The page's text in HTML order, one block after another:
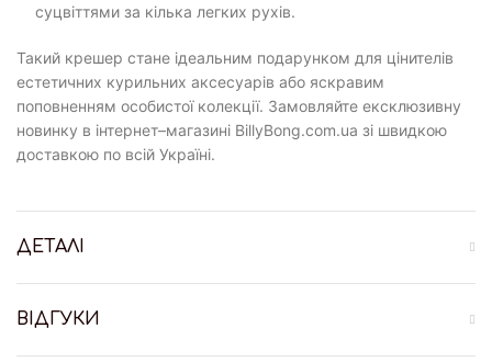
суцвіттями за кілька легких рухів.
Такий крешер стане ідеальним подарунком для цінителів
естетичних курильних аксесуарів або яскравим
поповненням особистої колекції. Замовляйте ексклюзивну
новинку в інтернет–магазині BillyBong.com.ua зі швидкою
доставкою по всій Україні.
ДЕТАЛІ
ВІДГУКИ